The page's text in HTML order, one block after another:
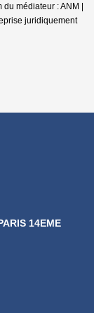
médiateur : ANM |
juridiquement
14EME